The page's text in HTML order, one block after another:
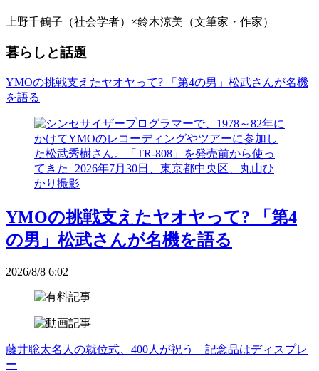
上野千鶴子（社会学者）×鈴木涼美（文筆家・作家）
暮らしと話題
YMOの挑戦支えたヤオヤって? 「第4の男」松武さんが名機
を語る
YMOの挑戦支えたヤオヤって? 「第4
の男」松武さんが名機を語る
2026/8/8 6:02
藤井聡太名人の就位式、400人が祝う 記念品はディスプレ
ー